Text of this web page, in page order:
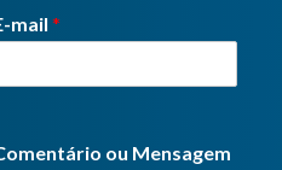
mail *
ou Mensagem